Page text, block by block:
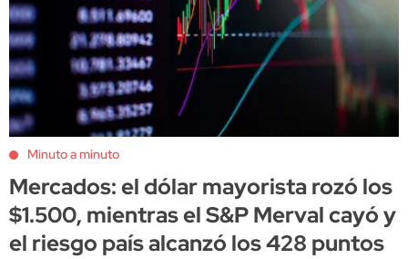
Minuto a minuto
Mercados: el dólar mayorista rozó los
$1.500, mientras el S&P Merval cayó y
el riesgo país alcanzó los 428 puntos